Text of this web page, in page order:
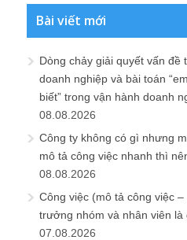
Bài viết mới
Dòng chảy giải quyết vấn đề
doanh nghiệp và bài toán
biết” trong vận hành doanh
08.08.2026
Công ty không có gì nhưng
mô tả công việc nhanh thì
08.08.2026
Công việc (mô tả công việc –
trưởng nhóm và nhân viên là
07.08.2026